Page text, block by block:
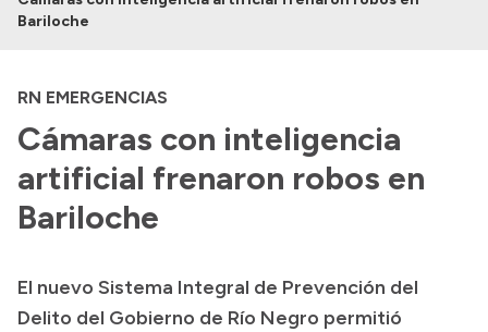
Autoridades
Autoridades y Organismos
Discursos en la Legislatura
Casa de Gobierno
Acerca de Río Negro
Geografía
Bariloche
RN EMERGENCIAS
Cámaras con inteligencia
artificial frenaron robos en
Bariloche
El nuevo Sistema Integral de Prevención del
Delito del Gobierno de Río Negro permitió